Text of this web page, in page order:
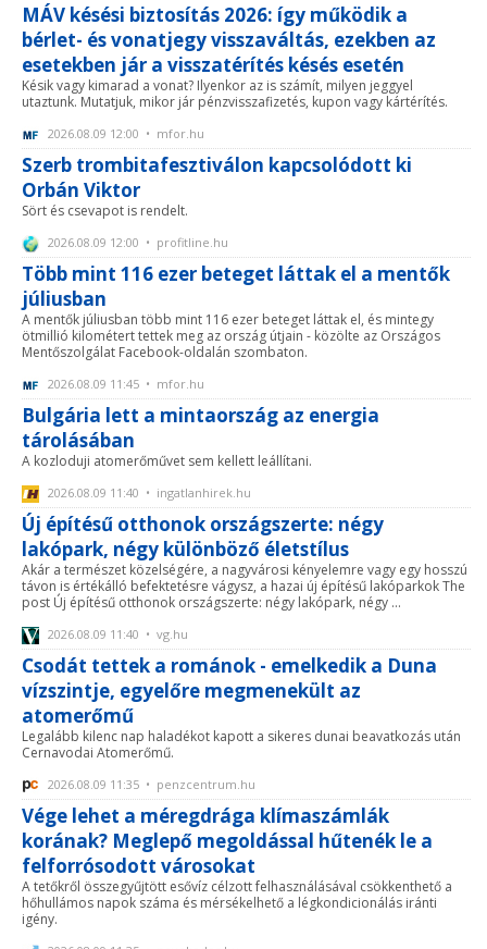
MÁV késési biztosítás 2026: így működik a
bérlet- és vonatjegy visszaváltás, ezekben az
esetekben jár a visszatérítés késés esetén
Késik vagy kimarad a vonat? Ilyenkor az is számít, milyen jeggyel
utaztunk. Mutatjuk, mikor jár pénzvisszafizetés, kupon vagy kártérítés.
2026.08.09 12:00 • mfor.hu
Szerb trombitafesztiválon kapcsolódott ki
Orbán Viktor
Sört és csevapot is rendelt.
2026.08.09 12:00 • profitline.hu
Több mint 116 ezer beteget láttak el a mentők
júliusban
A mentők júliusban több mint 116 ezer beteget láttak el, és mintegy
ötmillió kilométert tettek meg az ország útjain - közölte az Országos
Mentőszolgálat Facebook-oldalán szombaton.
2026.08.09 11:45 • mfor.hu
Bulgária lett a mintaország az energia
tárolásában
A kozloduji atomerőművet sem kellett leállítani.
2026.08.09 11:40 • ingatlanhirek.hu
Új építésű otthonok országszerte: négy
lakópark, négy különböző életstílus
Akár a természet közelségére, a nagyvárosi kényelemre vagy egy hosszú
távon is értékálló befektetésre vágysz, a hazai új építésű lakóparkok The
post Új építésű otthonok országszerte: négy lakópark, négy ...
2026.08.09 11:40 • vg.hu
Csodát tettek a románok - emelkedik a Duna
vízszintje, egyelőre megmenekült az
atomerőmű
Legalább kilenc nap haladékot kapott a sikeres dunai beavatkozás után
Cernavodai Atomerőmű.
2026.08.09 11:35 • penzcentrum.hu
Vége lehet a méregdrága klímaszámlák
korának? Meglepő megoldással hűtenék le a
felforrósodott városokat
A tetőkről összegyűjtött esővíz célzott felhasználásával csökkenthető a
hőhullámos napok száma és mérsékelhető a légkondicionálás iránti
igény.